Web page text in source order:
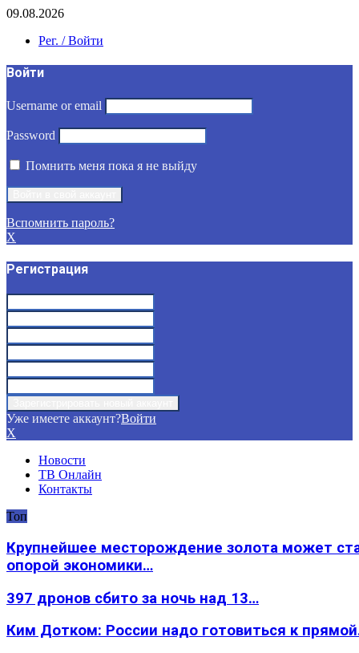
09.08.2026
Рег. / Войти
Войти
Username or email
Password
Помнить меня пока я не выйду
Вспомнить пароль?
X
Регистрация
Уже имеете аккаунт?Войти
X
Новости
ТВ Онлайн
Контакты
Топ
Крупнейшее месторождение золота может
опорой экономики…
397 дронов сбито за ночь над 13…
Ким Дотком: России надо готовиться к